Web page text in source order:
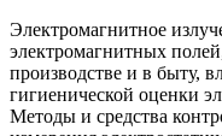
Электромагнитное
электромагнитных
производстве и в быту,
гигиенической оценки
Методы и средства